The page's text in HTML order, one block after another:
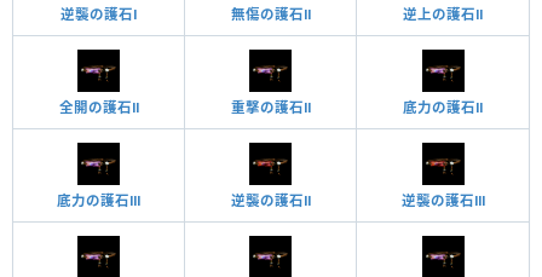
逆襲の護石Ⅰ 無傷の護石Ⅱ 逆上の護石Ⅱ
全開の護石Ⅱ 重撃の護石Ⅱ 底力の護石Ⅱ
底力の護石Ⅲ 逆襲の護石Ⅱ 逆襲の護石Ⅲ